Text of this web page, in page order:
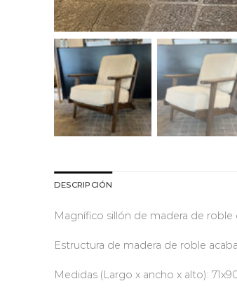
DESCRIPCIÓN
Magnífico sillón de madera de
Estructura de madera de roble
Medidas (Largo x ancho x alto):